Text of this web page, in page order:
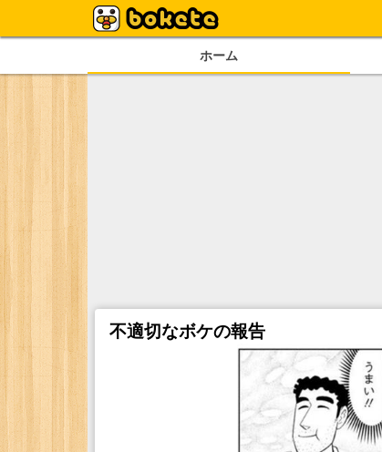
ホーム
不適切なボケの報告